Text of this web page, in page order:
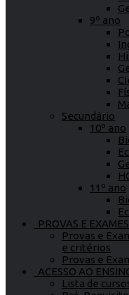
9º ano
Secundário
10º ano
11º ano
PROVAS E
Provas e
e critérios
Provas e
ACESSO AO
Lista de